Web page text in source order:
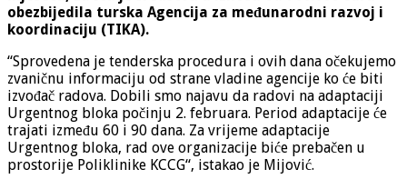
obezbijedila turska Agencija za međunarodni razvoj i
koordinaciju (TIKA).
“Sprovedena je tenderska procedura i ovih dana očekujemo
zvaničnu informaciju od strane vladine agencije ko će biti
izvođač radova. Dobili smo najavu da radovi na adaptaciji
Urgentnog bloka počinju 2. februara. Period adaptacije će
trajati između 60 i 90 dana. Za vrijeme adaptacije
Urgentnog bloka, rad ove organizacije biće prebačen u
prostorije Poliklinike KCCG“, istakao je Mijović.